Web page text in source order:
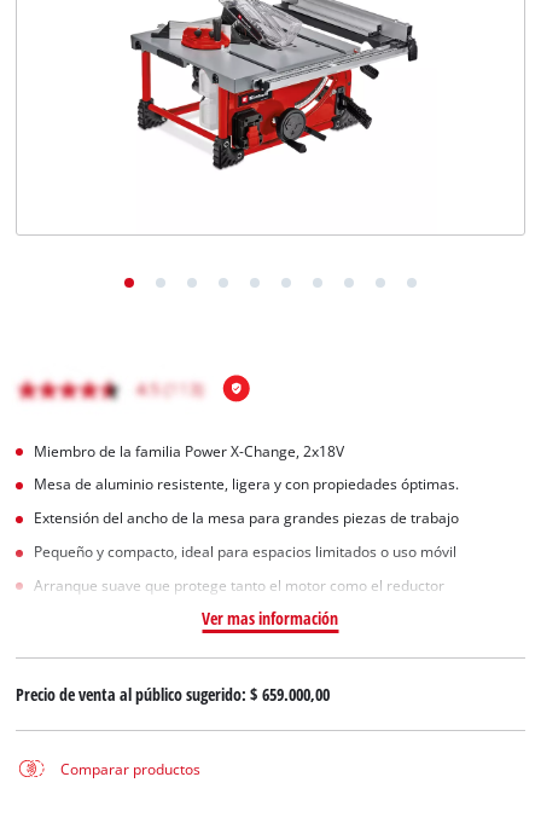
Miembro de la familia Power X-Change, 2x18V
Mesa de aluminio resistente, ligera y con propiedades óptimas.
Extensión del ancho de la mesa para grandes piezas de trabajo
Pequeño y compacto, ideal para espacios limitados o uso móvil
Arranque suave que protege tanto el motor como el reductor
Ver mas información
Precio de venta al público sugerido:$ 659.000,00
Comparar productos